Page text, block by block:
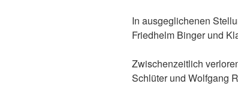
In ausgeglichenen
Friedhelm Binger und
Zwischenzeitlich
Schlüter und Wolfgang